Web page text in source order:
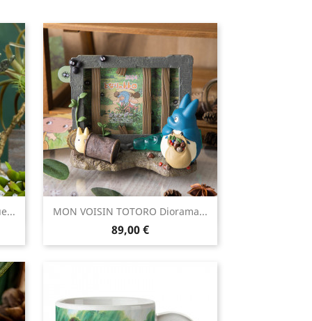
MON VOISIN TOTORO Diorama...
Prix
89,00 €
Aperçu rapide